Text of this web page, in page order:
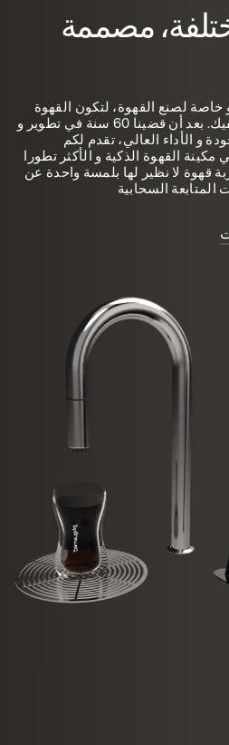
مصممة
لصنع القهوة، لتكون القهوة
مصدر لإبهار عملاؤك او موظفيك. بعد أن قضينا 60 سنة في تطوير و
و الأداء العالي، تقدم لكم
القهوة الذكية و الأكثر تطورا
قهوة لا نظير لها بلمسة واحدة عن
السحابية